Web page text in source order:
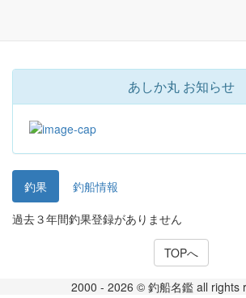
あしか丸 お知らせ
釣果
釣船情報
過去３年間釣果登録がありません
TOPへ
2000 - 2026 © 釣船名鑑 all rights